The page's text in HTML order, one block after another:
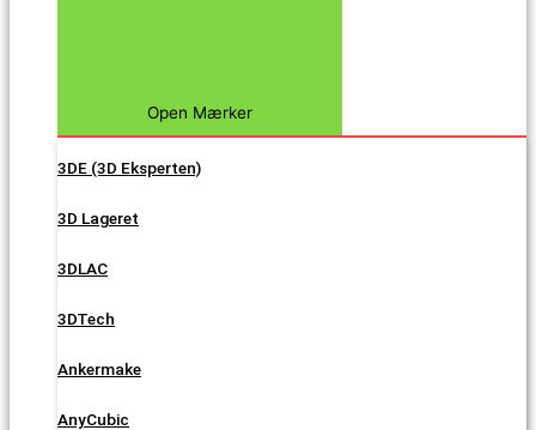
Open Mærker
3DE (3D Eksperten)
3D Lageret
3DLAC
3DTech
Ankermake
AnyCubic